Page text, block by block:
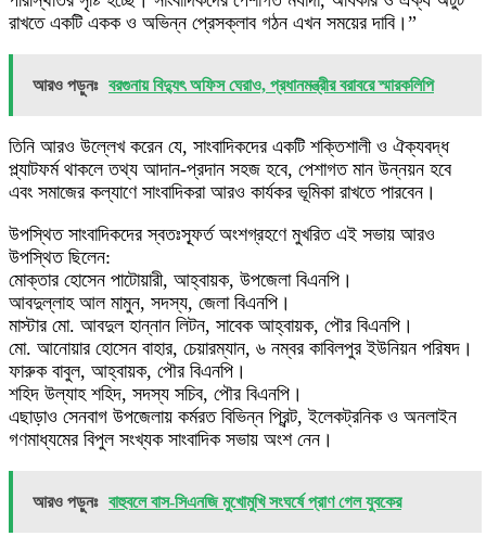
রাখতে একটি একক ও অভিন্ন প্রেসক্লাব গঠন এখন সময়ের দাবি।”
আরও পড়ুনঃ বরগুনায় বিদ্যুৎ অফিস ঘেরাও, প্রধানমন্ত্রীর বরাবরে স্মারকলিপি
​তিনি আরও উল্লেখ করেন যে, সাংবাদিকদের একটি শক্তিশালী ও ঐক্যবদ্ধ
প্ল্যাটফর্ম থাকলে তথ্য আদান-প্রদান সহজ হবে, পেশাগত মান উন্নয়ন হবে
এবং সমাজের কল্যাণে সাংবাদিকরা আরও কার্যকর ভূমিকা রাখতে পারবেন।
​উপস্থিত সাংবাদিকদের স্বতঃস্ফূর্ত অংশগ্রহণে মুখরিত এই সভায় আরও
উপস্থিত ছিলেন:
​মোক্তার হোসেন পাটোয়ারী, আহ্বায়ক, উপজেলা বিএনপি।
​আবদুল্লাহ আল মামুন, সদস্য, জেলা বিএনপি।
​মাস্টার মো. আবদুল হান্নান লিটন, সাবেক আহ্বায়ক, পৌর বিএনপি।
​মো. আনোয়ার হোসেন বাহার, চেয়ারম্যান, ৬ নম্বর কাবিলপুর ইউনিয়ন পরিষদ।
​ফারুক বাবুল, আহ্বায়ক, পৌর বিএনপি।
​শহিদ উল্যাহ শহিদ, সদস্য সচিব, পৌর বিএনপি।
এছাড়াও সেনবাগ উপজেলায় কর্মরত বিভিন্ন প্রিন্ট, ইলেকট্রনিক ও অনলাইন
গণমাধ্যমের বিপুল সংখ্যক সাংবাদিক সভায় অংশ নেন।
আরও পড়ুনঃ বাহুবলে বাস-সিএনজি মুখোমুখি সংঘর্ষে প্রাণ গেল যুবকের